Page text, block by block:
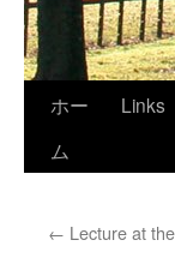
ン
ホー
ム
Links
← Lecture at